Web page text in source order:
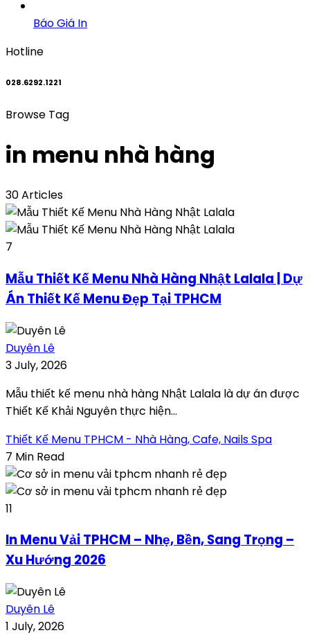
Báo Giá In
Hotline
028.6292.1221
Browse Tag
in menu nhà hàng
30 Articles
7
Mẫu Thiết Kế Menu Nhà Hàng Nhật Lalala | Dự
Án Thiết Kế Menu Đẹp Tại TPHCM
Duyên Lê
3 July, 2026
Mẫu thiết kế menu nhà hàng Nhật Lalala là dự án được
Thiết Kế Khải Nguyên thực hiện...
Thiết Kế Menu TPHCM - Nhà Hàng, Cafe, Nails Spa
7 Min Read
11
In Menu Vải TPHCM – Nhẹ, Bền, Sang Trọng –
Xu Hướng 2026
Duyên Lê
1 July, 2026